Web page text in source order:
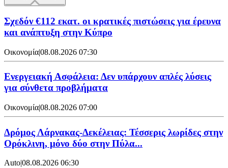
Σχεδόν €112 εκατ. οι κρατικές πιστώσεις για έρευνα
και ανάπτυξη στην Κύπρο
Οικονομία|08.08.2026 07:30
Ενεργειακή Ασφάλεια: Δεν υπάρχουν απλές λύσεις
για σύνθετα προβλήματα
Οικονομία|08.08.2026 07:00
Δρόμος Λάρνακας-Δεκέλειας: Τέσσερις λωρίδες στην
Ορόκλινη, μόνο δύο στην Πύλα...
Auto|08.08.2026 06:30